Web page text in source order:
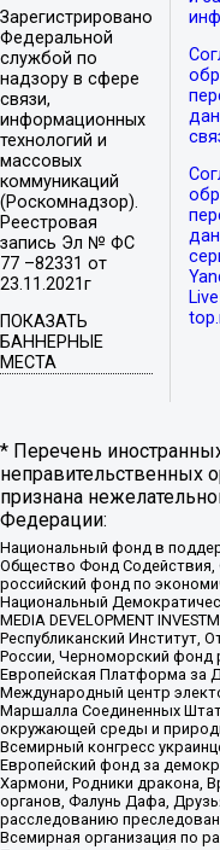
Зарегистрировано
Федеральной
службой по
надзору в сфере
связи,
информационных
технологий и
массовых
коммуникаций
(Роскомнадзор).
Реестровая
запись Эл № ФС
77 –82331 от
23.11.2021г
ПОКАЗАТЬ
БАННЕРНЫЕ
МЕСТА
* Перечень
неправительственных
признана
Федерации:
Национальный фонд в
Общество Фонд
российский фонд по
Национальный
MEDIA DEVELOPMENT
Республиканский Институт,
России, Черноморский фонд
Европейская Платформа за
Международный центр
Маршалла Соединенных
окружающей среды и
Всемирный конгресс
Европейский фонд за
Хармони, Родники дракона,
органов, Фалунь Дафа,
расследованию
Всемирная организация по